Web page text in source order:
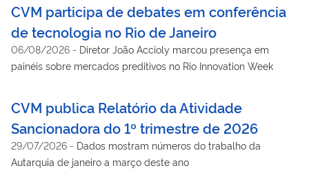
CVM participa de debates em conferência
de tecnologia no Rio de Janeiro
06/08/2026 - Diretor João Accioly marcou presença em
painéis sobre mercados preditivos no Rio Innovation Week
CVM publica Relatório da Atividade
Sancionadora do 1º trimestre de 2026
29/07/2026 - Dados mostram números do trabalho da
Autarquia de janeiro a março deste ano